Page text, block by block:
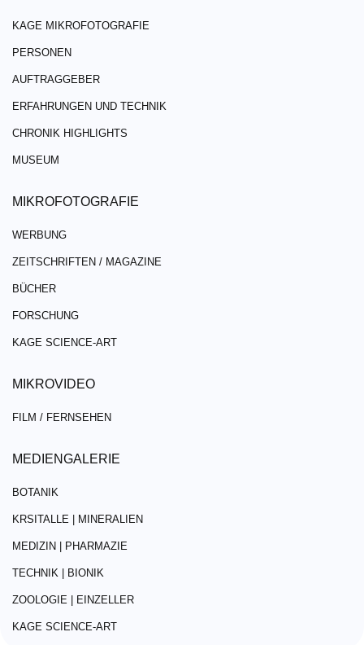
KAGE MIKROFOTOGRAFIE
PERSONEN
AUFTRAGGEBER
ERFAHRUNGEN UND TECHNIK
CHRONIK HIGHLIGHTS
MUSEUM
MIKROFOTOGRAFIE
WERBUNG
ZEITSCHRIFTEN / MAGAZINE
BÜCHER
FORSCHUNG
KAGE SCIENCE-ART
MIKROVIDEO
FILM / FERNSEHEN
MEDIENGALERIE
BOTANIK
KRSITALLE | MINERALIEN
MEDIZIN | PHARMAZIE
TECHNIK | BIONIK
ZOOLOGIE | EINZELLER
KAGE SCIENCE-ART